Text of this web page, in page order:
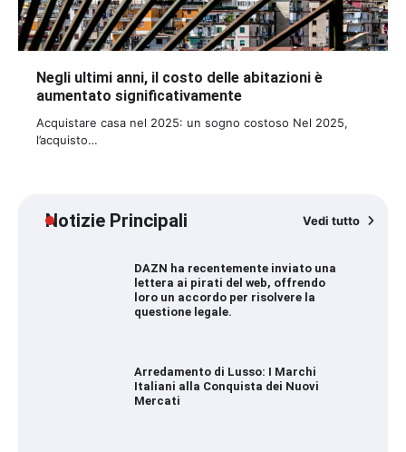
Negli ultimi anni, il costo delle abitazioni è
aumentato significativamente
Acquistare casa nel 2025: un sogno costoso Nel 2025,
l’acquisto…
Notizie Principali Vedi tutto
DAZN ha recentemente inviato una
lettera ai pirati del web, offrendo
loro un accordo per risolvere la
questione legale.
Arredamento di Lusso: I Marchi
Italiani alla Conquista dei Nuovi
Mercati